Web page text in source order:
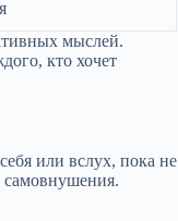
мыслей.
кто хочет
или вслух, пока не
самовнушения.